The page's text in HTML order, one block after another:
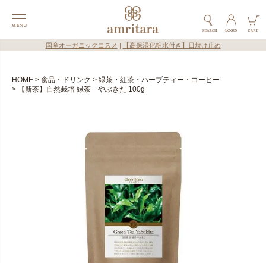
国産オーガニックコスメ 【高保湿化粧水付き】日焼け止め
HOME 食品・ドリンク
緑茶・紅茶・ハーブティー・コーヒー
【新茶】自然栽培 緑茶 やぶきた 100g